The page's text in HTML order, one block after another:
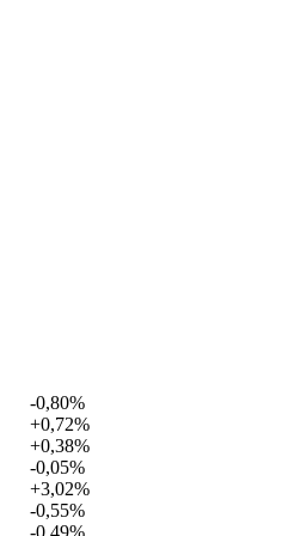
-0,80%
+0,72%
+0,38%
-0,05%
+3,02%
-0,55%
-0,49%